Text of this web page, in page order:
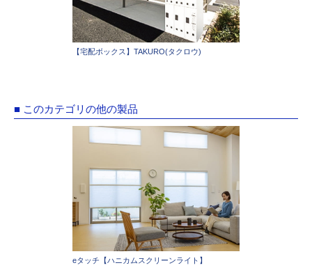
【宅配ボックス】TAKURO(タクロウ)
■ このカテゴリの他の製品
eタッチ【ハニカムスクリーンライト】